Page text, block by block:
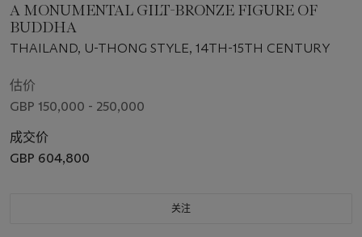
A MONUMENTAL GILT-BRONZE FIGURE OF
BUDDHA
THAILAND, U-THONG STYLE, 14TH-15TH CENTURY
估价
GBP 150,000 - 250,000
成交价
GBP 604,800
关注